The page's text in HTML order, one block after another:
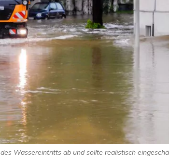
Wassereintritts ab und sollte realistisch